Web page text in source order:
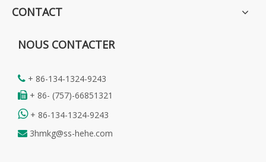
CONTACT
NOUS CONTACTER
 + 86-134-1324-9243
 + 86- (757)-66851321
 + 86-134-1324-9243
 3hmkg@ss-hehe.com